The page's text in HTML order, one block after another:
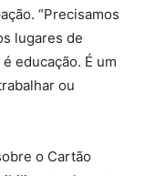
“Precisamos
lugares de
educação. É um
ou
o Cartão